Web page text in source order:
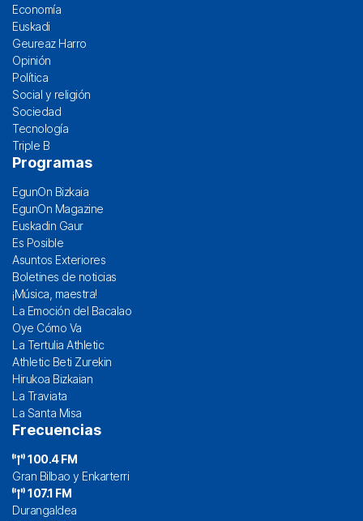
Economía
Euskadi
Geureaz Harro
Opinión
Política
Social y religión
Sociedad
Tecnología
Triple B
Programas
EgunOn Bizkaia
EgunOn Magazine
Euskadin Gaur
Es Posible
Asuntos Exteriores
Boletines de noticias
¡Música, maestra!
La Emoción del Bacalao
Oye Cómo Va
La Tertulia Athletic
Athletic Beti Zurekin
Hirukoa Bizkaian
La Traviata
La Santa Misa
Frecuencias
100.4 FM
Gran Bilbao y Enkarterri
107.1 FM
Durangaldea